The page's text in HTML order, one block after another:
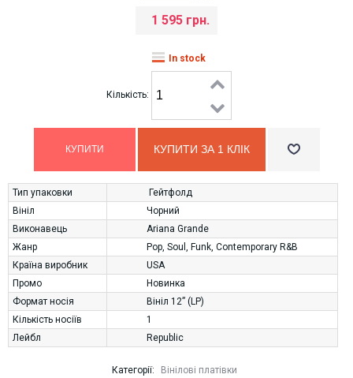
1 595 грн.
In stock
Кількість:
КУПИТИ ЗА 1 КЛIК
Тип упаковки
Гейтфолд
Вініл
Чорний
Виконавець
Ariana Grande
Жанр
Pop Soul Funk Contemporary R&B
Країна виробник
USA
Промо
Новинка
Формат носія
Вініл 12” (LP)
Кількість носіїв
1
Лейбл
Republic
Категорії: Вінілові платівки